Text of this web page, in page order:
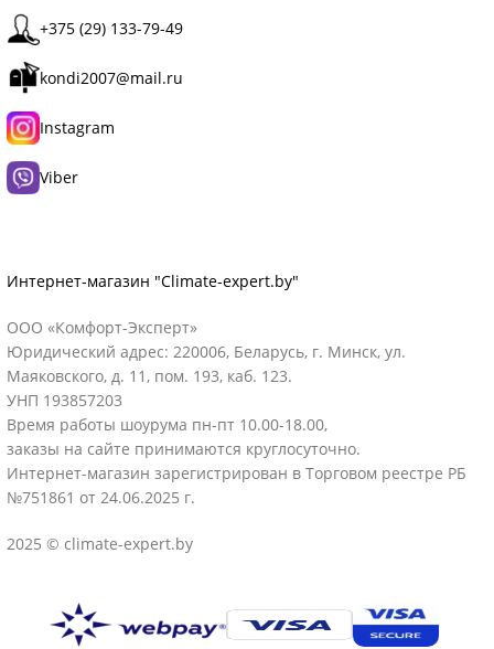
Интернет-магазин "Climate-expert.by"
ООО «Комфорт-Эксперт»
Юридический адрес: 220006, Беларусь, г. Минск, ул.
Маяковского, д. 11, пом. 193, каб. 123.
УНП 193857203
Время работы шоурума пн-пт 10.00-18.00,
заказы на сайте принимаются круглосуточно.
Интернет-магазин зарегистрирован в Торговом реестре РБ
№751861 от 24.06.2025 г.
2025 © climate-expert.by
+375 (29) 133-79-49
kondi2007@mail.ru
Instagram
Viber